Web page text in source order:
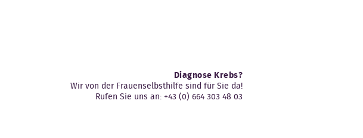
Diagnose Krebs?
Wir von der Frauenselbsthilfe sind für Sie da!
Rufen Sie uns an: +43 (0) 664 303 48 03